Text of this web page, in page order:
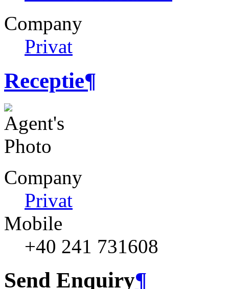
Company
Privat
Receptie¶
Company
Privat
Mobile
+40 241 731608
Send Enquiry¶